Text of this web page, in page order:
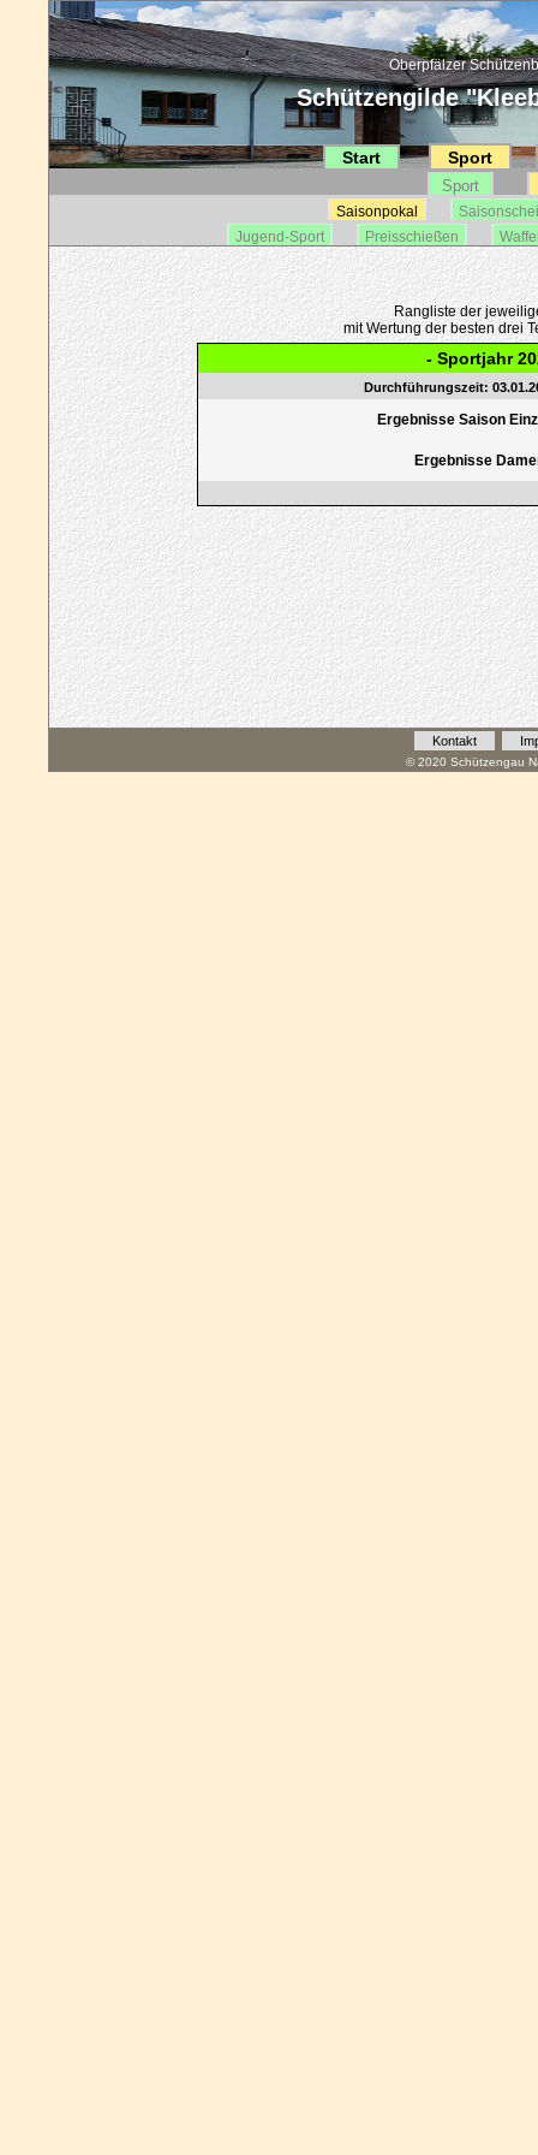
Oberpfälzer
Schützengilde
Start Sport
Sport
Saisonpokal
Jugend-Sport
Preisschießen
Rangliste der
mit Wertung der besten drei
- Sportjahr
Durchführungszeit:
Ergebnisse Saison
Ergebnisse
Kontakt
© 2020 Schützengau